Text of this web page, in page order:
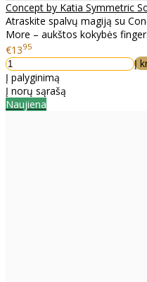
Concept by Katia Symmetric
Atraskite spalvų magiją su
More – aukštos kokybės
€1395
Į
Į palyginimą
Į norų sąrašą
Naujiena